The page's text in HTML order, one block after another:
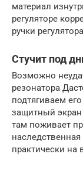
материал
регуляторе
ручки
Стучит под
Возможно
резонатора
подтягиваем
защитный экран
там поживает
практически на